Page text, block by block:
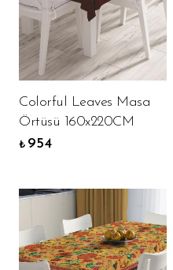
Colorful Leaves Masa
Örtüsü 160x220CM
₺ 954